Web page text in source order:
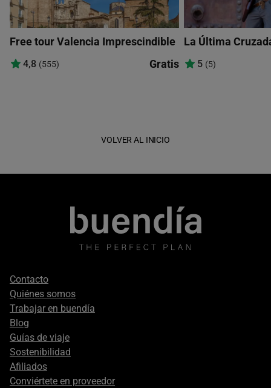
Free tour Valencia Imprescindible
4,8 (555) Gratis
La Última
5 (5)
VOLVER AL INICIO
Footer
secondary
Contacto
Quiénes somos
Trabajar en buendía
Blog
Guías de viaje
Sostenibilidad
Afiliados
Conviértete en proveedor